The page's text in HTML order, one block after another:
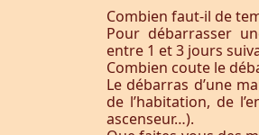
Combien faut-il de
Pour débarrasser
entre 1 et 3 jours
Combien coute le
Le débarras d’une
de l’habitation, de
ascenseur…).